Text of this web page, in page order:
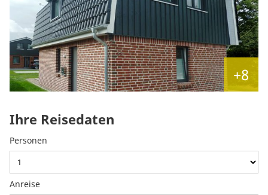
+8
Ihre Reisedaten
Personen
Anreise